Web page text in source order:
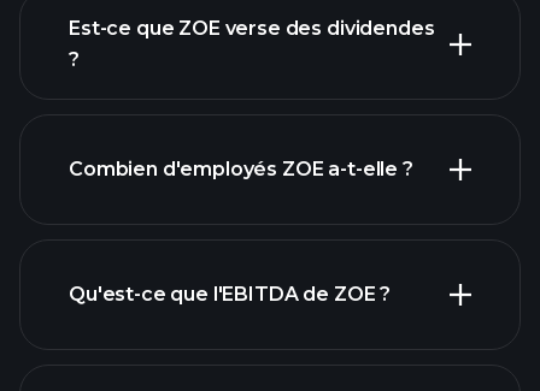
rapports financiers
financiers
Est-ce que ZOE verse des dividendes
?
Combien d'employés ZOE a-t-elle ?
plus
Qu'est-ce que l'EBITDA de ZOE ?